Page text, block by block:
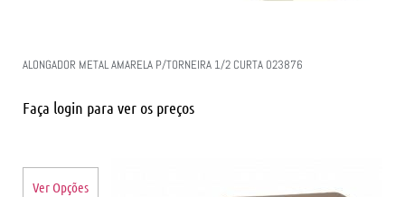
ALONGADOR METAL AMARELA P/TORNEIRA 1/2 CURTA 023876
Faça login para ver os preços
Ver Opções